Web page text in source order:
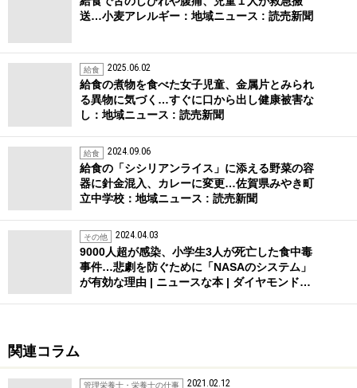
送…小麦アレルギー：地域ニュース : 読売新聞
給食 2025.06.02
給食の煮物を食べた女子児童、金属片とみられ
る異物に気づく…すぐに口から出し健康被害な
し：地域ニュース : 読売新聞
給食 2024.09.06
給食の「シシリアンライス」に添える野菜の容
器に針金混入、カレーに変更…佐賀県みやき町
立中学校：地域ニュース : 読売新聞
その他 2024.04.03
9000人超が感染、小学生3人が死亡した食中毒
事件…悲劇を防ぐために「NASAのシステム」
が有効な理由 | ニュースな本 | ダイヤモンド…
関連コラム
管理栄養士・栄養士の仕事 2021.02.12